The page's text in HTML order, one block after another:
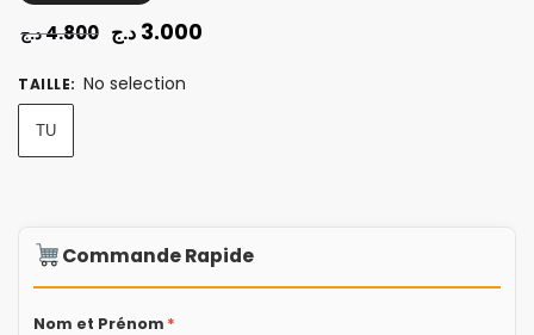
4.800د.ج 3.000 د.ج
TAILLE: No selection
TU
Commande Rapide
Nom et Prénom *